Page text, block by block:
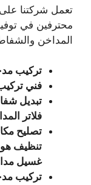
تعمل شركتنا على
محترفين في
المداخن
تركيب
فني
تبديل
فلاتر
تصليح
تنظيف
غسيل
تركيب